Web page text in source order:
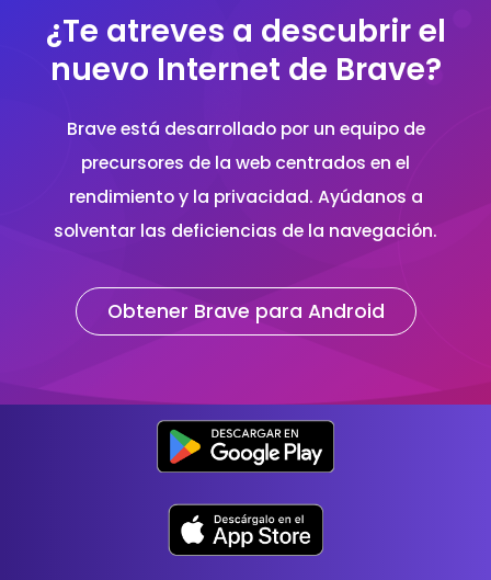
¿Te atreves a descubrir el
nuevo Internet de Brave?
Brave está desarrollado por un equipo de
precursores de la web centrados en el
rendimiento y la privacidad. Ayúdanos a
solventar las deficiencias de la navegación.
Obtener Brave para Android